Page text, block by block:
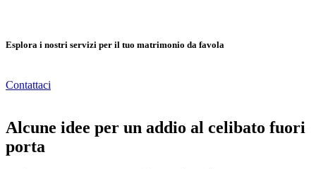
Esplora i nostri servizi per il tuo matrimonio da favola
Contattaci
Alcune idee per un addio al celibato fuori
porta